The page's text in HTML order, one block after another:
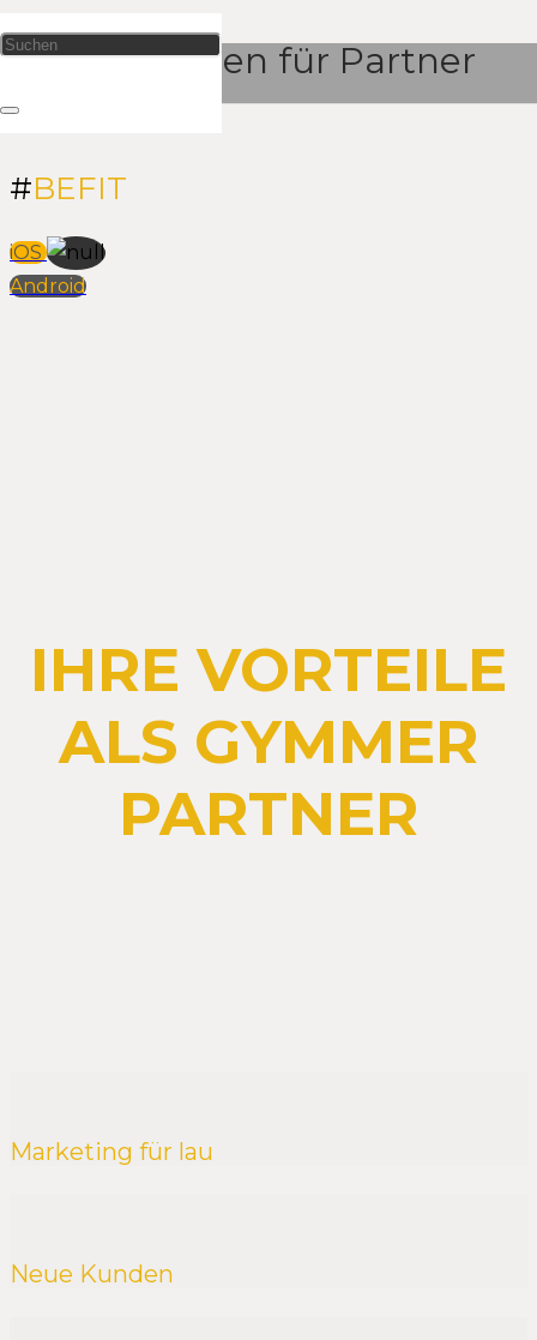
Informationen für Partner
#BEFIT
iOS
Android
IHRE VORTEILE
ALS GYMMER
PARTNER
Marketing für lau
Neue Kunden